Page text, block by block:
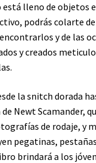
lleno de objetos
podrás colarte
y de las
y creados
la snitch dorada
Newt Scamander,
de rodaje, y
pegatinas,
brindará a los